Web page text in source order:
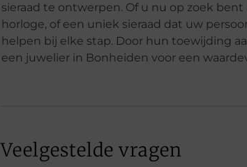
sieraad te ontwerpen. Of u nu op zoek
horloge, of een uniek sieraad dat uw
helpen bij elke stap. Door hun toewijding
een juwelier in Bonheiden voor een
Veelgestelde vragen